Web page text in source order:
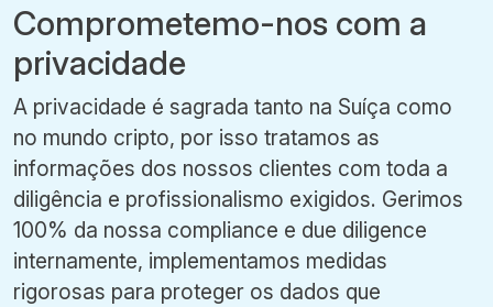
Comprometemo-nos com a
privacidade
A privacidade é sagrada tanto na Suíça como
no mundo cripto, por isso tratamos as
informações dos nossos clientes com toda a
diligência e profissionalismo exigidos. Gerimos
100% da nossa compliance e due diligence
internamente, implementamos medidas
rigorosas para proteger os dados que